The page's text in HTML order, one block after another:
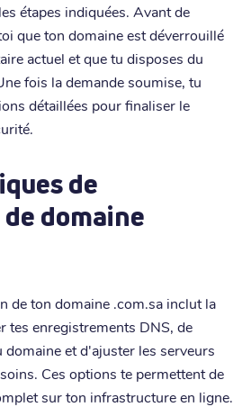
étapes indiquées. Avant de
que ton domaine est déverrouillé
actuel et que tu disposes du
fois la demande soumise, tu
détaillées pour finaliser le
de
domaine
de ton domaine .com.sa inclut la
tes enregistrements DNS, de
et d'ajuster les serveurs
Ces options te permettent de
sur ton infrastructure en ligne.